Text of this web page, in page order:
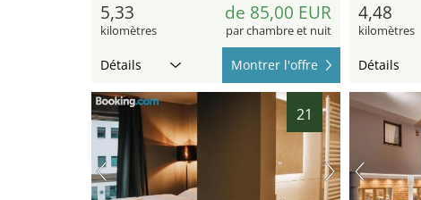
5,33
kilomètres
de 85,00 EUR
par chambre et nuit
Détails Montrer l'offre
4,48
kilomètres
Détails
21